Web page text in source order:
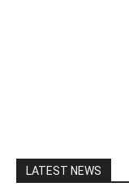
LATEST NEWS